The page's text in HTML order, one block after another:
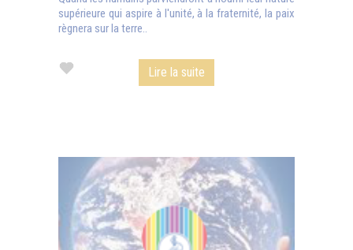
supérieure qui aspire à l'unité, à la fraternité, la paix
règnera sur la terre..
Lire la suite